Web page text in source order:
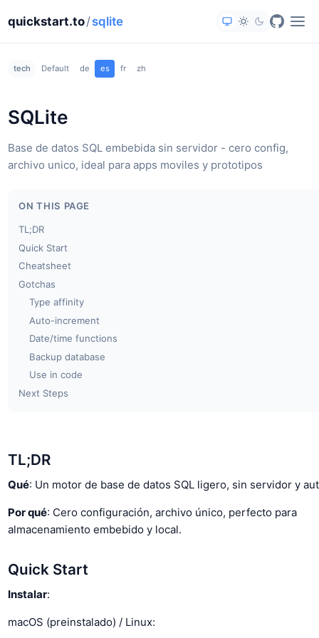
quickstart.to/sqlite
tech Default de es fr zh
SQLite
Base de datos SQL embebida sin servidor - cero config,
archivo unico, ideal para apps moviles y prototipos
ON THIS PAGE
TL;DR
Quick Start
Cheatsheet
Gotchas
Type affinity
Auto-increment
Date/time functions
Backup database
Use in code
Next Steps
TL;DR
Qué: Un motor de base de datos SQL ligero, sin servidor y
Por qué: Cero configuración, archivo único, perfecto para
almacenamiento embebido y local.
Quick Start
Instalar:
macOS (preinstalado) / Linux: